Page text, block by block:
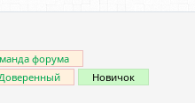
форума
Новичок